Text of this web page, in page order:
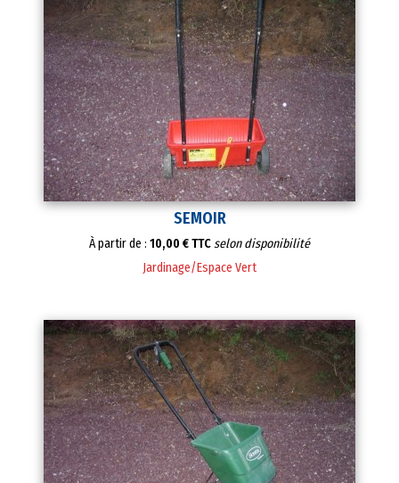
SEMOIR
À partir de : 10,00 € TTCselon disponibilité
Jardinage/Espace Vert